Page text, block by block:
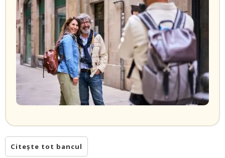
Citește tot bancul